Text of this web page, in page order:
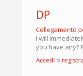
DP
Collegamento
I will
you have any?
Accedi o